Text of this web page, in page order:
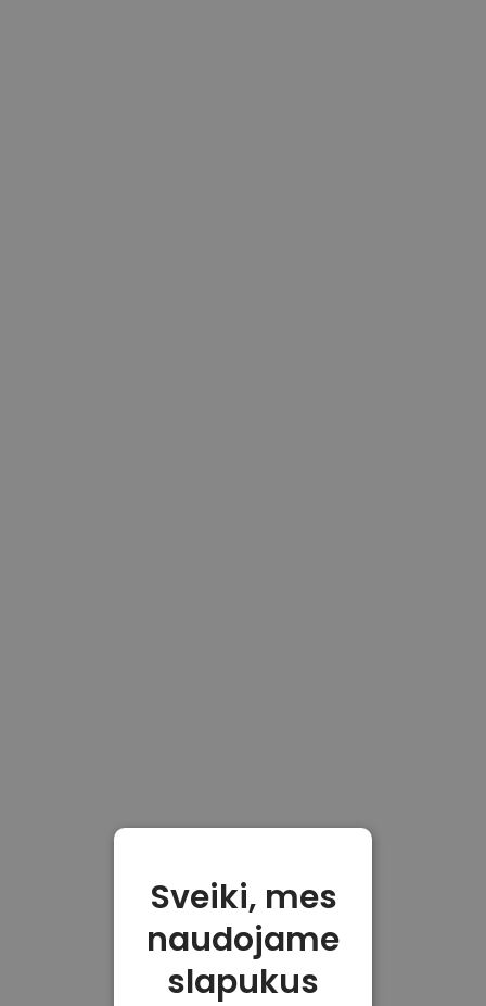
Sveiki, mes
naudojame
slapukus